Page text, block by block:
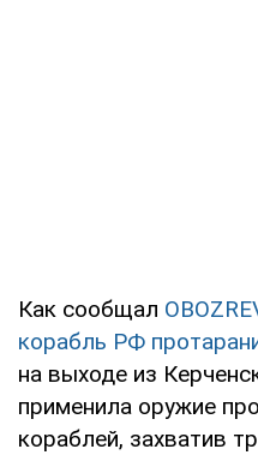
Как сообщал
корабль РФ
на выходе из
применила оружие
кораблей, захватив